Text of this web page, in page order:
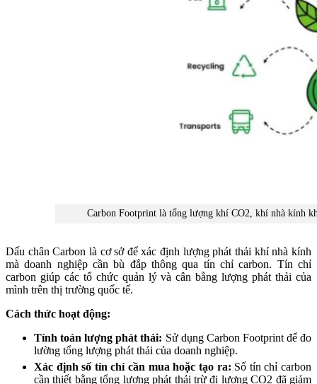
Carbon Footprint là tổng lượng khí CO2, khí nhà kính
Dấu chân Carbon là cơ sở để xác định lượng phát thải khí nhà kính
mà doanh nghiệp cần bù đắp thông qua tín chỉ carbon. Tín chỉ
carbon giúp các tổ chức quản lý và cân bằng lượng phát thải của
mình trên thị trường quốc tế.
Cách thức hoạt động:
Tính toán lượng phát thải: Sử dụng Carbon Footprint để đo
lường tổng lượng phát thải của doanh nghiệp.
Xác định số tín chỉ cần mua hoặc tạo ra: Số tín chỉ carbon
cần thiết bằng tổng lượng phát thải trừ đi lượng CO2 đã giảm